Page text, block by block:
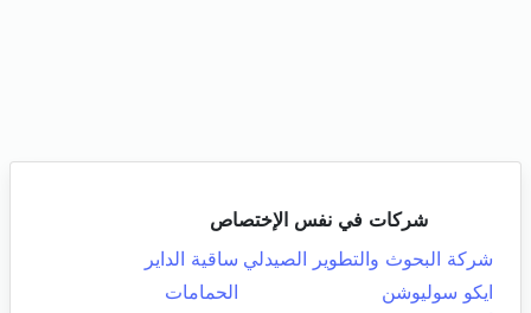
شركات في نفس الإختصاص
شركة البحوث والتطوير الصيدلي ساقية الداير
ايكو سوليوشن
الحمامات